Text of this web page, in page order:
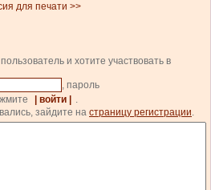
для печати >>
и хотите участвовать в
, пароль
| войти |
.
зайдите на страницу регистрации.